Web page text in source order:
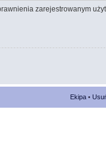
zarejestrowanym
Ekipa •